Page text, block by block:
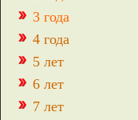
3 года
4 года
5 лет
6 лет
7 лет